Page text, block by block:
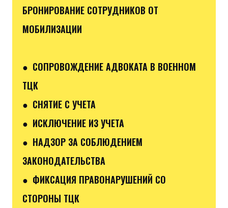
БРОНИРОВАНИЕ СОТРУДНИКОВ ОТ
МОБИЛИЗАЦИИ
● СОПРОВОЖДЕНИЕ АДВОКАТА В ВОЕННОМ
ТЦК
● СНЯТИЕ С УЧЕТА
● ИСКЛЮЧЕНИЕ ИЗ УЧЕТА
● НАДЗОР ЗА СОБЛЮДЕНИЕМ
ЗАКОНОДАТЕЛЬСТВА
● ФИКСАЦИЯ ПРАВОНАРУШЕНИЙ СО
СТОРОНЫ ТЦК